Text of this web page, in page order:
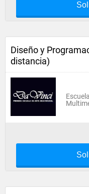
Diseño y
distancia)